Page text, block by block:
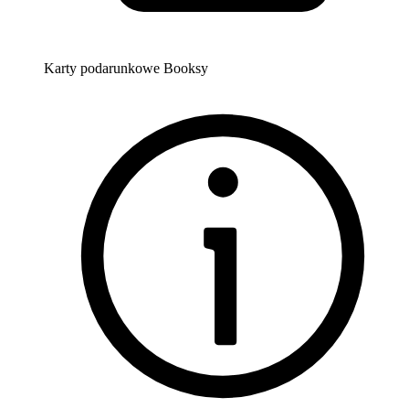
Karty podarunkowe Booksy